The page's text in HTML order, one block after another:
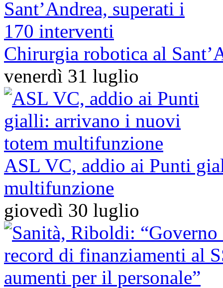
Chirurgia robotica al
venerdì 31 luglio
ASL VC, addio ai Punti
multifunzione
giovedì 30 luglio